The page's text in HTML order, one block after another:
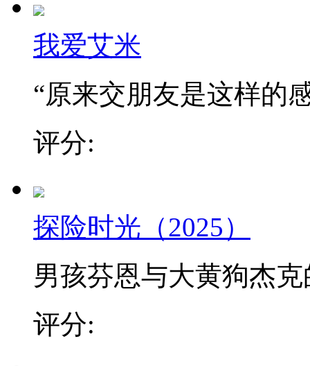
我爱艾米
“原来交朋友是这样的
评分:
探险时光（2025）
男孩芬恩与大黄狗杰克
评分: